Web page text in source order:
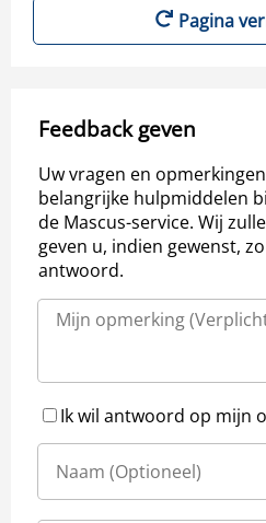
Pagina
Feedback geven
Uw vragen en
belangrijke hulpmiddelen
de Mascus-service. Wij
geven u, indien gewenst,
antwoord.
Ik wil antwoord op mijn